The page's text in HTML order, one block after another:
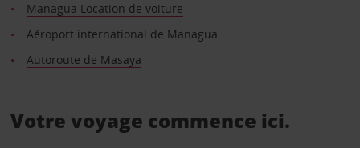
Managua Location de voiture
Aéroport international de Managua
Autoroute de Masaya
Votre voyage commence ici.